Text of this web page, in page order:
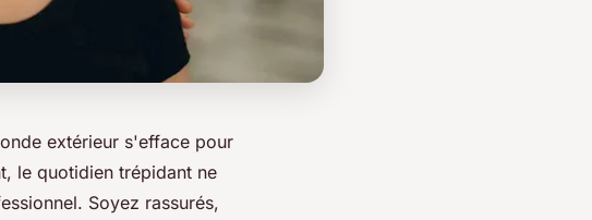
extérieur s'efface pour
le quotidien trépidant ne
Soyez rassurés,